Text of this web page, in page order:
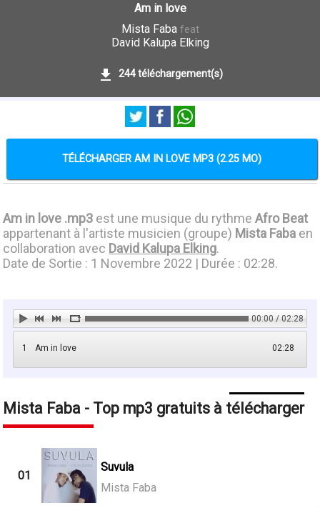
Am in love
Mista Faba feat
David Kalupa Elking
244 téléchargement(s)
TÉLÉCHARGER AM IN LOVE MP3 (2.25 MO)
Am in love .mp3 est une musique du rythmeAfro Beat
appartenant à l'artiste musicien (groupe) Mista Faba en
collaboration avec David Kalupa Elking.
Date de Sortie : 1 Novembre 2022 | Durée : 02:28.
00:00 / 02:28
1 02:28
Am in love
Mista Faba - Top mp3 gratuits à télécharger
01
Suvula
Mista Faba